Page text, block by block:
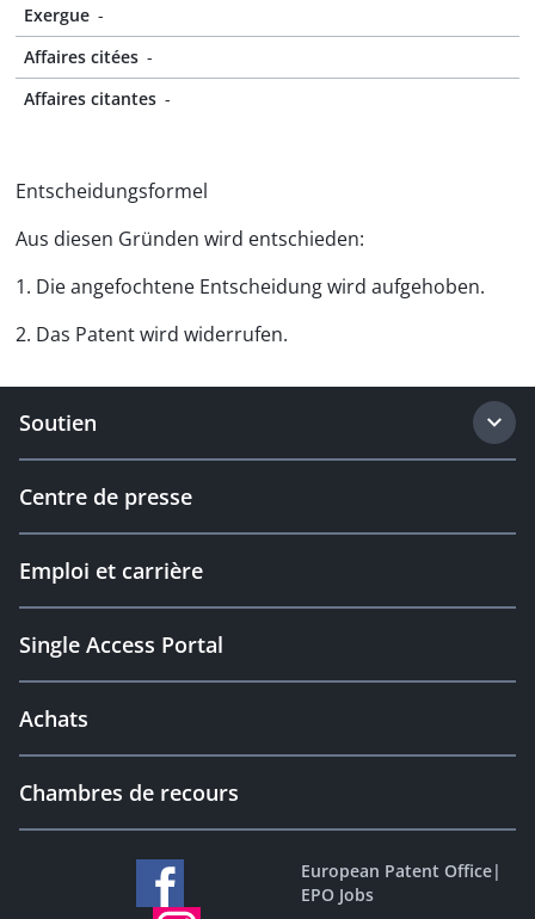
Exergue -
Affaires citées -
Affaires citantes -
Entscheidungsformel
Aus diesen Gründen wird entschieden:
1. Die angefochtene Entscheidung wird aufgehoben.
2. Das Patent wird widerrufen.
Soutien
Centre de presse
Emploi et carrière
Single Access Portal
Achats
Chambres de recours
European Patent Office|
EPO Jobs